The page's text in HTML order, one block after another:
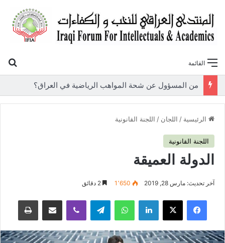
القائمة
الرئيسية / اللجان / اللجنة القانونية
اللجنة القانونية
الدولة العميقة
آخر تحديث: مارس 28, 2019 1٬650
فيسبوك لينكدإن واتساب